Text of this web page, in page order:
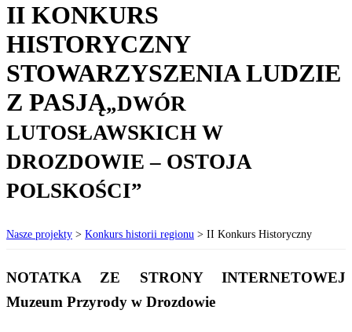
II KONKURS
HISTORYCZNY
STOWARZYSZENIA LUDZIE
Z PASJĄ„DWÓR
LUTOSŁAWSKICH W
DROZDOWIE – OSTOJA
POLSKOŚCI”
Nasze projekty > Konkurs historii regionu > II Konkurs Historyczny
NOTATKA ZE STRONY INTERNETOWEJ
Muzeum Przyrody w Drozdowie